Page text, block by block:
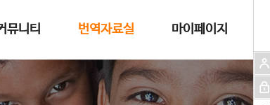
뮤니티 번역자료실 마이페이지